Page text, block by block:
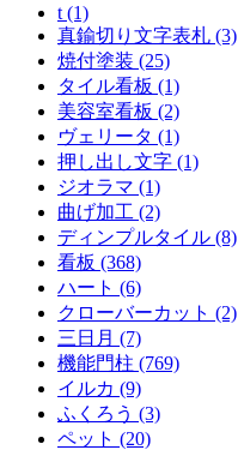
t (1)
真鍮切り文字表札 (3)
焼付塗装 (25)
タイル看板 (1)
美容室看板 (2)
ヴェリータ (1)
押し出し文字 (1)
ジオラマ (1)
曲げ加工 (2)
ディンプルタイル (8)
看板 (368)
ハート (6)
クローバーカット (2)
三日月 (7)
機能門柱 (769)
イルカ (9)
ふくろう (3)
ペット (20)